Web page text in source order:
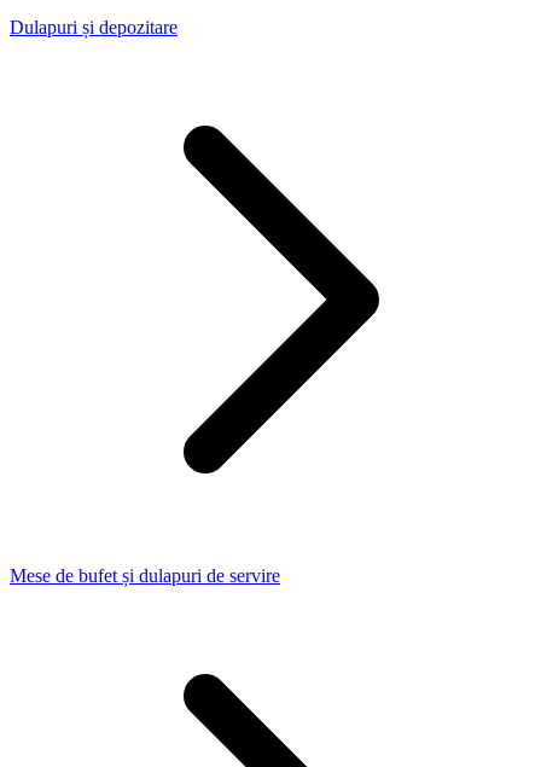
Dulapuri și depozitare
Mese de bufet și dulapuri de servire